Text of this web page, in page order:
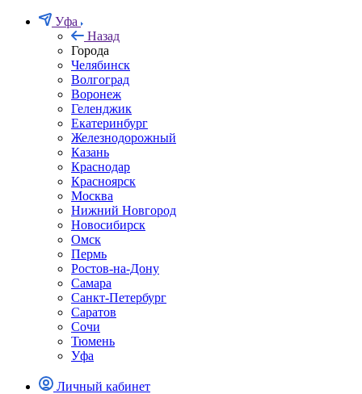
Уфа
Назад
Города
Челябинск
Волгоград
Воронеж
Геленджик
Екатеринбург
Железнодорожный
Казань
Краснодар
Красноярск
Москва
Нижний Новгород
Новосибирск
Омск
Пермь
Ростов-на-Дону
Самара
Санкт-Петербург
Саратов
Сочи
Тюмень
Уфа
Личный кабинет